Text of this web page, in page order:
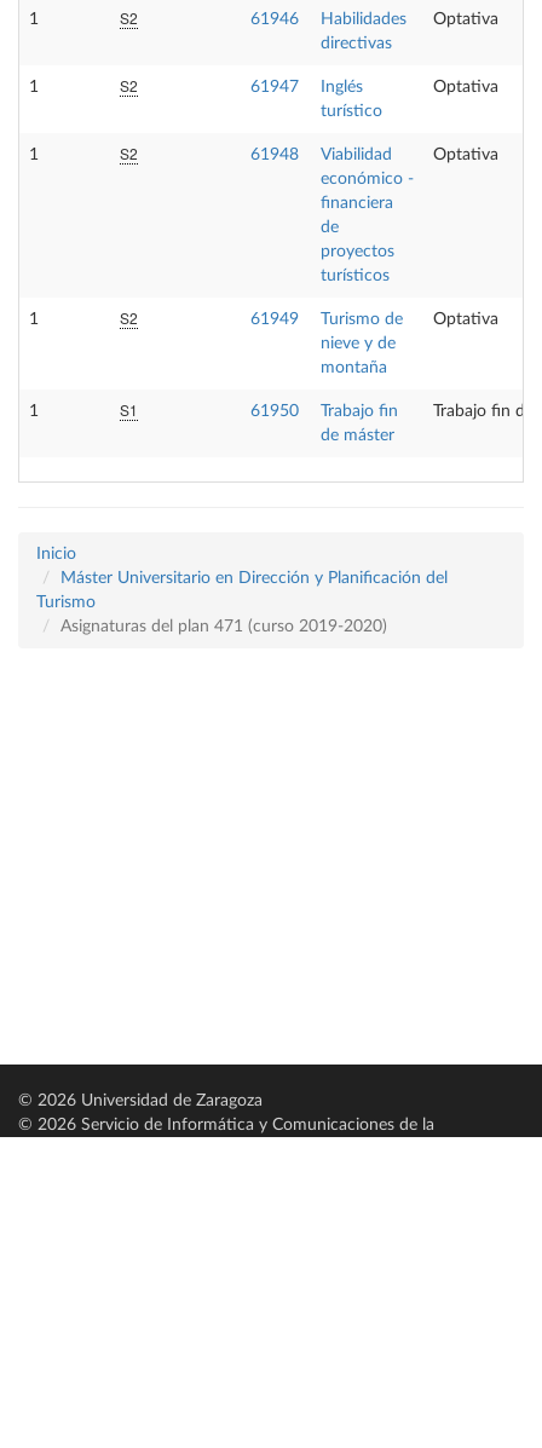
1 S2 61946
Habilidades
directivas
Optativa
1 S2 61947
Inglés
turístico
Optativa
1 S2 61948
Viabilidad
económico -
financiera
de
proyectos
turísticos
Optativa
1 S2 61949
Turismo de
nieve y de
montaña
Optativa
1 S1 61950
Trabajo fin
de máster
Trabajo fin de
Inicio
Máster Universitario en Dirección y Planificación del
Turismo
Asignaturas del plan 471 (curso 2019-2020)
© 2026 Universidad de Zaragoza
© 2026 Servicio de Informática y Comunicaciones de la